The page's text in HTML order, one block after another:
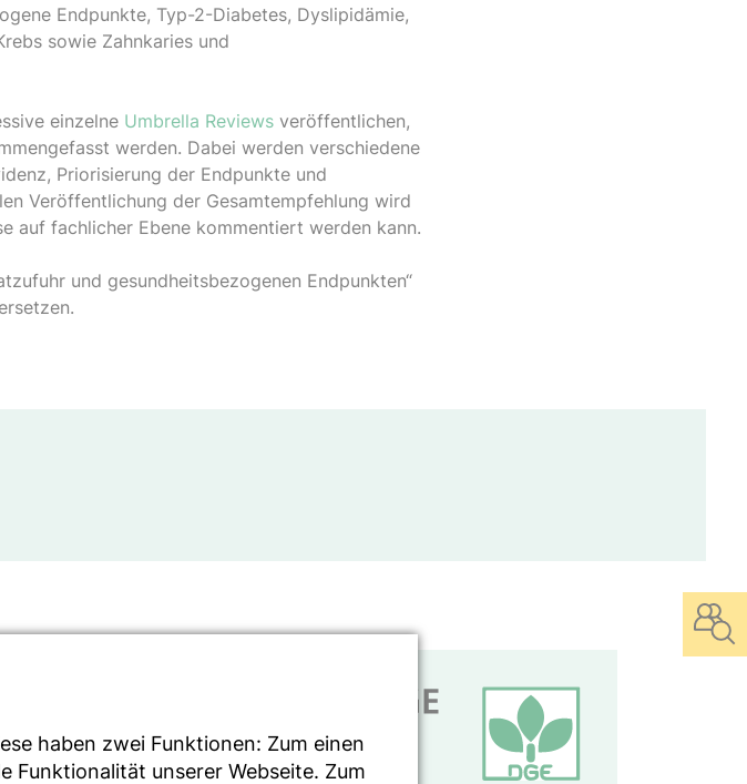
Endpunkte, Typ-2-Diabetes, Dyslipidämie,
sowie Zahnkaries und
einzelne Umbrella Reviews veröffentlichen,
werden. Dabei werden verschiedene
Priorisierung der Endpunkte und
Veröffentlichung der Gesamtempfehlung wird
auf fachlicher Ebene kommentiert werden kann.
und gesundheitsbezogenen Endpunkten“
ersetzen.
haben zwei Funktionen: Zum einen
Funktionalität unserer Webseite. Zum